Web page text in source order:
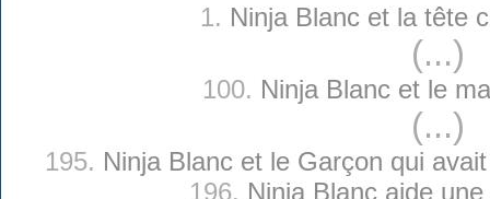
1. Ninja Blanc et la tête
(...)
100. Ninja Blanc et le
(...)
195. Ninja Blanc et le Garçon qui
196. Ninja Blanc aide